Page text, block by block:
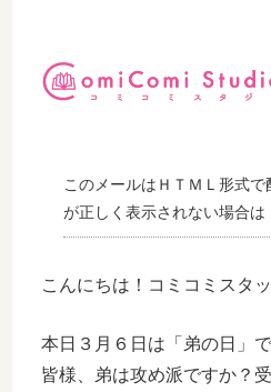
このメールはＨＴＭＬ形式
が正しく表示されない場合は
こんにちは！コミコミスタ
本日３月６日は「弟の日」
皆様、弟は攻め派ですか？